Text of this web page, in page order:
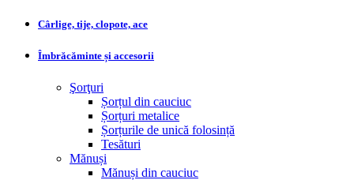
Cârlige, tije, clopote, ace
Îmbrăcăminte și accesorii
Şorţuri
Șorțul din cauciuc
Șorțuri metalice
Șorțurile de unică folosință
Tesături
Mănuși
Mănuși din cauciuc